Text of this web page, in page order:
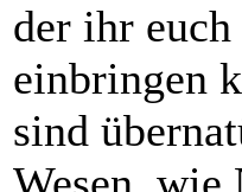
der ihr
einbringen
sind